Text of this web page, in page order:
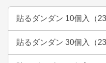
貼るダンダン 10個入（23
貼るダンダン 30個入（23